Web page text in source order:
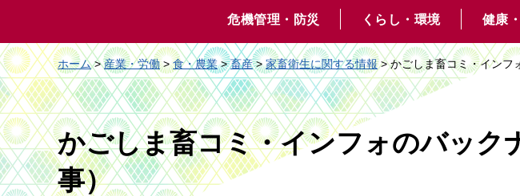
危機管理・防災 くらし・環境 健康
ホーム>産業・労働>食・農業>畜産>家畜衛生に関する情報> かごしま畜コミ・インフ
かごしま畜コミ・インフォのバック
事）